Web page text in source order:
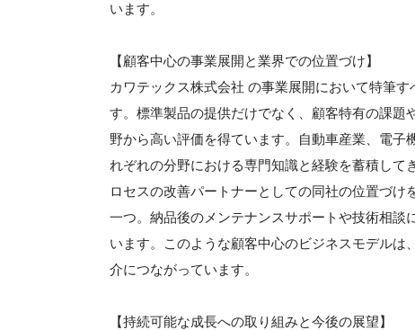
います。
【顧客中心の事業展開と業界での位置づけ】
カワテックス株式会社 の事業展開において特筆
す。標準製品の提供だけでなく、顧客特有の課
野から高い評価を得ています。自動車産業、電
れぞれの分野における専門知識と経験を蓄積し
ロセスの改善パートナーとしての同社の位置づ
一つ。納品後のメンテナンスサポートや技術相談
います。このような顧客中心のビジネスモデル
介につながっています。
【持続可能な成長への取り組みと今後の展望】